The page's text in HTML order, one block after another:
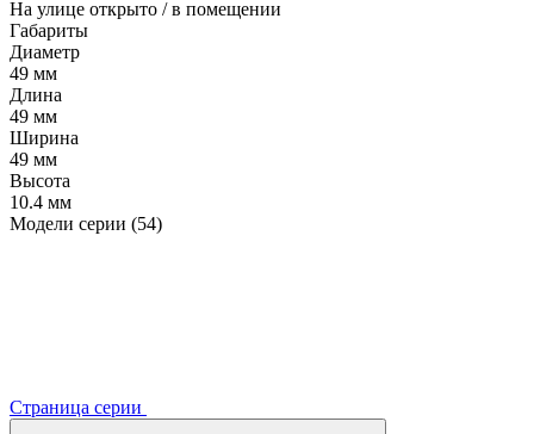
На улице открыто / в помещении
Габариты
Диаметр
49 мм
Длина
49 мм
Ширина
49 мм
Высота
10.4 мм
Модели серии (54)
Страница серии